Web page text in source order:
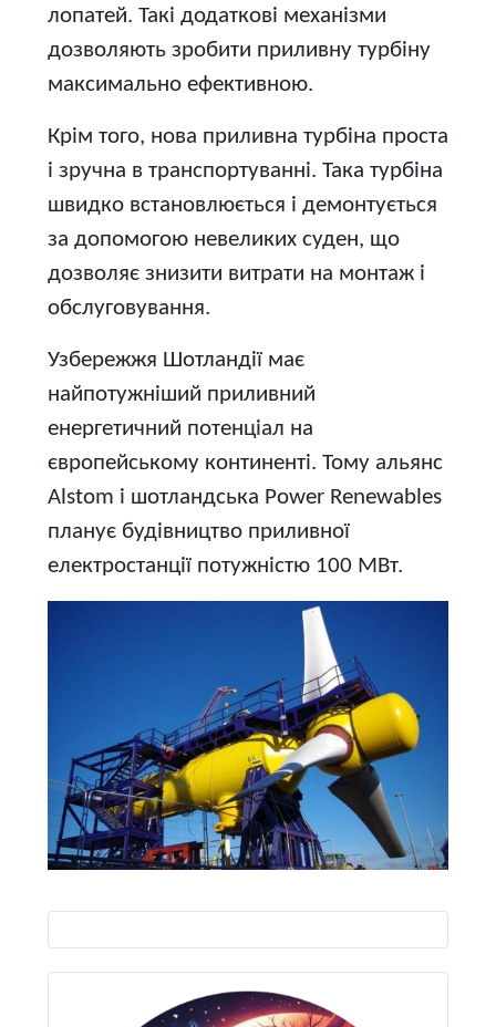
лопатей. Такі додаткові механізми
дозволяють зробити приливну турбіну
максимально ефективною.
Крім того, нова приливна турбіна проста
і зручна в транспортуванні. Така турбіна
швидко встановлюється і демонтується
за допомогою невеликих суден, що
дозволяє знизити витрати на монтаж і
обслуговування.
Узбережжя Шотландії має
найпотужніший приливний
енергетичний потенціал на
європейському континенті. Тому альянс
Alstom і шотландська Power Renewables
планує будівництво приливної
електростанції потужністю 100 МВт.
Виберіть свою мову